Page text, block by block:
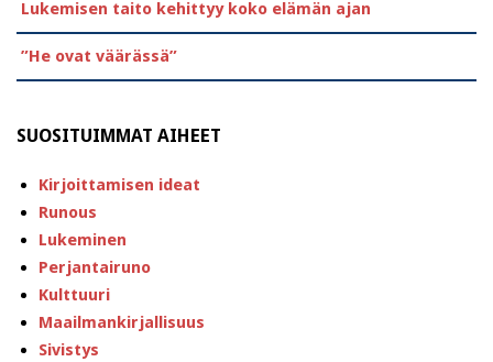
Lukemisen taito kehittyy koko elämän ajan
”He ovat väärässä”
SUOSITUIMMAT AIHEET
Kirjoittamisen ideat
Runous
Lukeminen
Perjantairuno
Kulttuuri
Maailmankirjallisuus
Sivistys